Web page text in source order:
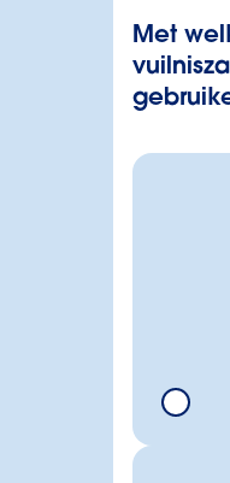
Met